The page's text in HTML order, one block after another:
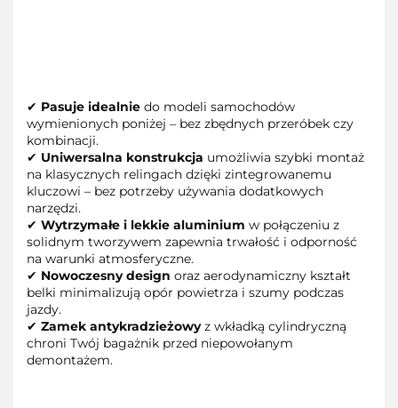
✔ Pasuje idealnie do modeli samochodów
wymienionych poniżej – bez zbędnych przeróbek czy
kombinacji.
✔ Uniwersalna konstrukcja umożliwia szybki montaż
na klasycznych relingach dzięki zintegrowanemu
kluczowi – bez potrzeby używania dodatkowych
narzędzi.
✔ Wytrzymałe i lekkie aluminium w połączeniu z
solidnym tworzywem zapewnia trwałość i odporność
na warunki atmosferyczne.
✔ Nowoczesny design oraz aerodynamiczny kształt
belki minimalizują opór powietrza i szumy podczas
jazdy.
✔ Zamek antykradzieżowyz wkładką cylindryczną
chroni Twój bagażnik przed niepowołanym
demontażem.